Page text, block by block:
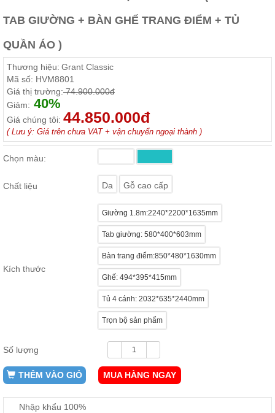
ngủ, tủ
trang
điểm
Nội
Thất
Phòng
Ăn
Bàn
ăn,
ghế
ăn,
ghế
Kiện
Trang
Trí
TAB GIƯỜNG + BÀN GHẾ TRANG ĐIỂM + TỦ
QUẦN ÁO )
Thương hiệu: Grant Classic
Mã số: HVM8801
Giá thị trường:74.900.000đ
Giảm: 40%
Giá chúng tôi: 44.850.000đ
( Lưu ý: Giá trên chưa VAT + vận chuyển ngoại thành )
Chọn màu:
Chất liệu Da Gỗ cao cấp
Kích thước
Giường 1.8m:2240*2200*1635mm
Tab giường: 580*400*603mm
Bàn trang điểm:850*480*1630mm
Ghế: 494*395*415mm
Tủ 4 cánh: 2032*635*2440mm
Trọn bộ sản phẩm
Số lượng
THÊM VÀO GIỎ MUA HÀNG NGAY
Nhập khẩu 100%